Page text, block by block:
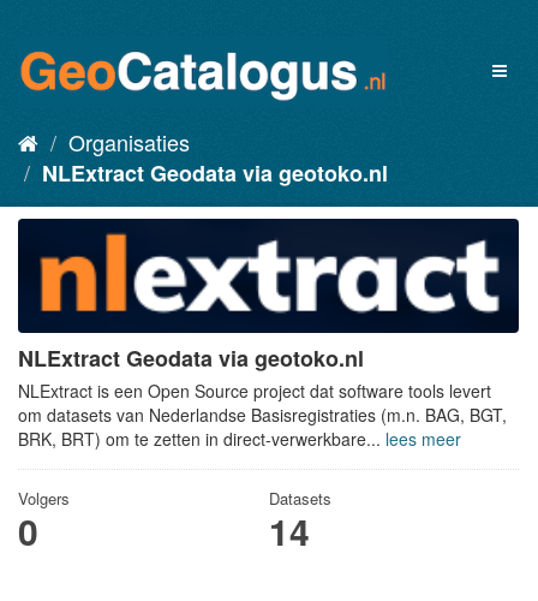
Organisaties
NLExtract Geodata via geotoko.nl
NLExtract Geodata via geotoko.nl
NLExtract is een Open Source project dat software tools levert
om datasets van Nederlandse Basisregistraties (m.n. BAG, BGT,
BRK, BRT) om te zetten in direct-verwerkbare... lees meer
Volgers
0
Datasets
14